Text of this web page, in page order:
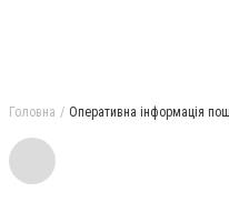
Головна Оперативна інформація